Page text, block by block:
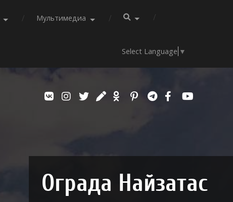
Мультимедиа
Select Language ▼
Ограда Найзатас